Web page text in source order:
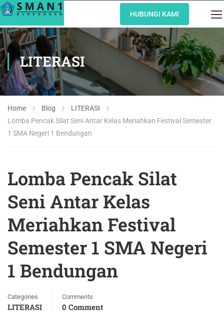
HUBUNGI KAMI
LITERASI
Home Blog
LITERASI
Lomba Pencak Silat Seni Antar Kelas Meriahkan Festival Semester
1 SMA Negeri 1 Bendungan
Lomba Pencak Silat
Seni Antar Kelas
Meriahkan Festival
Semester 1 SMA Negeri
1 Bendungan
Categories
LITERASI
Comments
0 Comment